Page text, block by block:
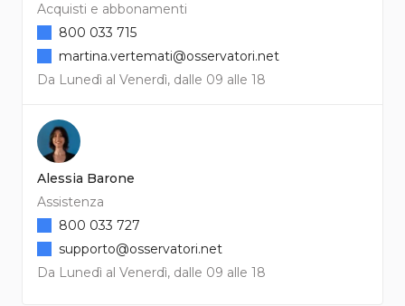
Acquisti e abbonamenti
Da Lunedì al Venerdì, dalle 09 alle 18
800 033 715
martina.vertemati@osservatori.net
Alessia Barone
Assistenza
Da Lunedì al Venerdì, dalle 09 alle 18
800 033 727
supporto@osservatori.net